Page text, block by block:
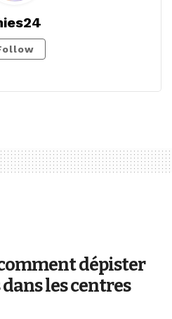
dépister
les centres